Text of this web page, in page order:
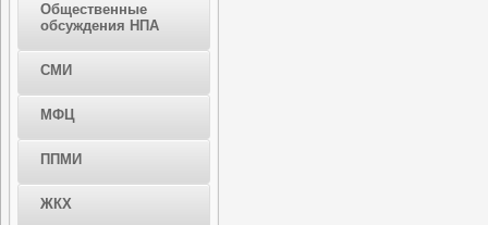
Общественные
обсуждения НПА
СМИ
МФЦ
ППМИ
ЖКХ